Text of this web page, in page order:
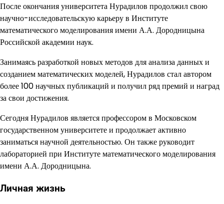
После окончания университета Нурадилов продолжил свою
научно-исследовательскую карьеру в Институте
математического моделирования имени А.А. Дородницына
Российской академии наук.
Занимаясь разработкой новых методов для анализа данных и
созданием математических моделей, Нурадилов стал автором
более 100 научных публикаций и получил ряд премий и наград
за свои достижения.
Сегодня Нурадилов является профессором в Московском
государственном университете и продолжает активно
заниматься научной деятельностью. Он также руководит
лабораторией при Институте математического моделирования
имени А.А. Дородницына.
Личная жизнь